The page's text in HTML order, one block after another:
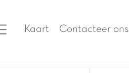
Kaart Contacteer ons